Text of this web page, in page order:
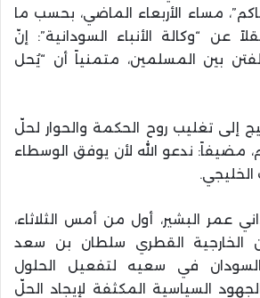
مساء الأربعاء الماضي، بحسب ما
عن “وكالة الأنباء السودانية”: إنّ
بين المسلمين، متمنياً أن “يُحل
إلى تغليب روح الحكمة والحوار لحلّ
مضيفاً: ندعو الله لأن يوفق الوسطاء
عمر البشير، أول من أمس الثلاثاء،
الخارجية القطري سلطان بن سعد
السودان في سعيه لتفعيل الحلول
السياسية المكثفة لإيجاد الحلّ